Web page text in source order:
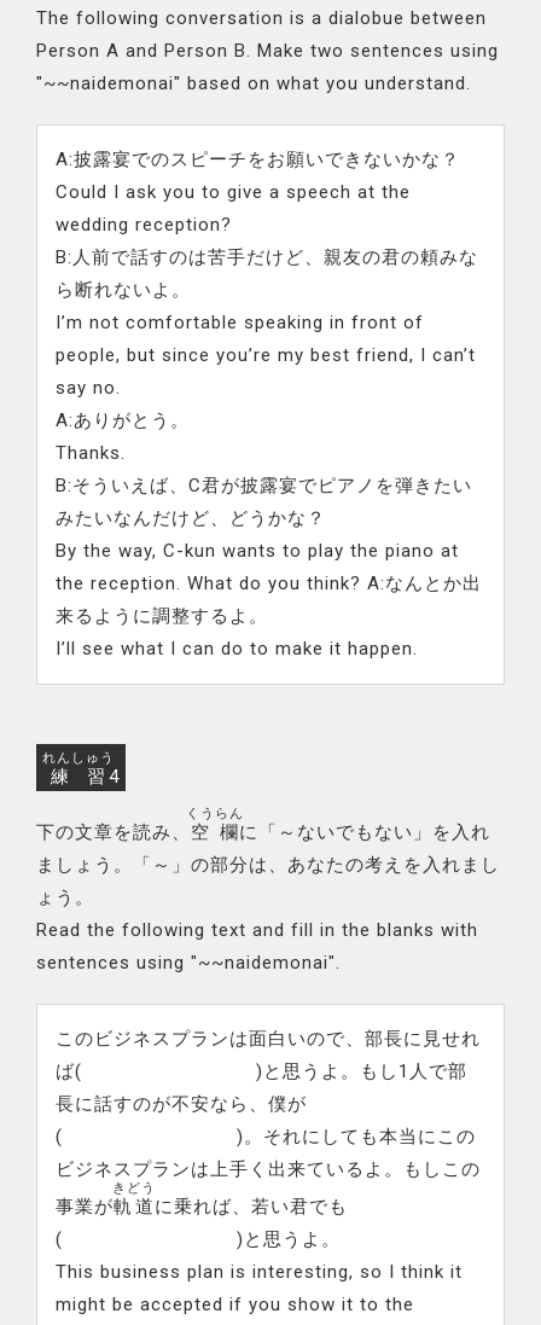
The following conversation is a dialobue between
Person A and Person B. Make two sentences using
"~~naidemonai" based on what you understand.
A:披露宴でのスピーチをお願いできないかな？
Could I ask you to give a speech at the
wedding reception?
B:人前で話すのは苦手だけど、親友の君の頼みな
ら断れないよ。
I’m not comfortable speaking in front of
people, but since you’re my best friend, I can’t
say no.
A:ありがとう。
Thanks.
B:そういえば、C君が披露宴でピアノを弾きたい
みたいなんだけど、どうかな？
By the way, C-kun wants to play the piano at
the reception. What do you think? A:なんとか出
来るように調整するよ。
I’ll see what I can do to make it happen.
練習
れんしゅう
4
下の文章を読み、 空欄
くうらん
に「～ないでもない」を入れ
ましょう。「～」の部分は、あなたの考えを入れまし
ょう。
Read the following text and fill in the blanks with
sentences using "~~naidemonai".
このビジネスプランは面白いので、部長に見せれ
ば( )と思うよ。もし1人で部
長に話すのが不安なら、僕が
( )。それにしても本当にこの
ビジネスプランは上手く出来ているよ。もしこの
事業が軌道
きどう
に乗れば、若い君でも
( )と思うよ。
This business plan is interesting, so I think it
might be accepted if you show it to the